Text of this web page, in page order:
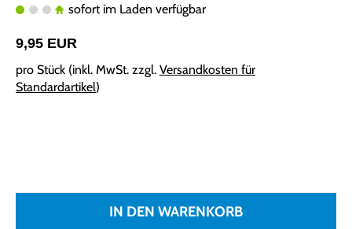
sofort im Laden verfügbar
9,95 EUR
pro Stück (inkl. MwSt. zzgl. Versandkosten für
Standardartikel)
IN DEN WARENKORB